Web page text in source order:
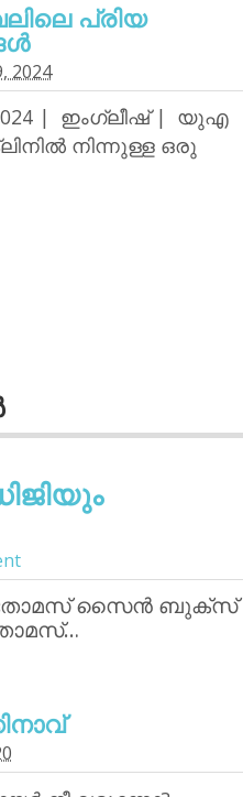
പ്രിയ
2024
| ഇംഗ്ലീഷ് | യുഎ
നിന്നുള്ള ഒരു
തോമസ് സൈന്‍ ബുക്‌സ്